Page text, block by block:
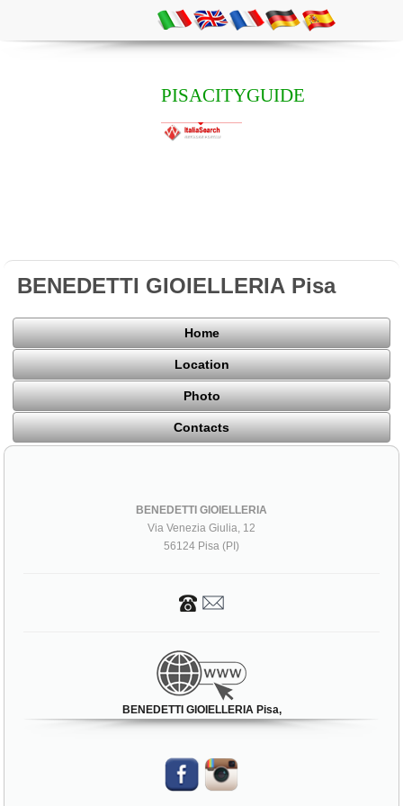
PISACITYGUIDE
BENEDETTI GIOIELLERIA Pisa
Home
Location
Photo
Contacts
BENEDETTI GIOIELLERIA
Via Venezia Giulia, 12
56124 Pisa (PI)
BENEDETTI GIOIELLERIA Pisa,